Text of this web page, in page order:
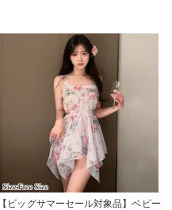
【ビッグサマーセール対象品】ベビー